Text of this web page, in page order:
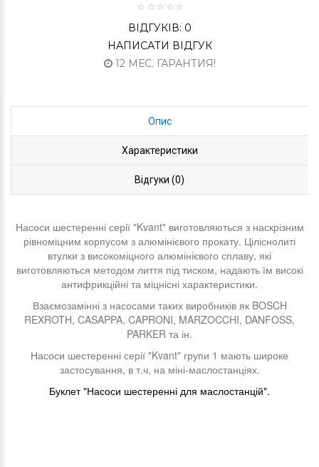
ВІДГУКІВ: 0
НАПИСАТИ ВІДГУК
12 МЕС. ГАРАНТИЯ!
Опис
Характеристики
Відгуки (0)
Насоси шестеренні серії "Kvant" виготовляються з наскрізним
рівноміцним корпусом з алюмінієвого прокату. Ціліснолиті
втулки з високоміцного алюмінієвого сплаву, які
виготовляються методом лиття під тиском, надають їм високі
антифрикційні та міцнісні характеристики.
Взаємозамінні з насосами таких виробників як BOSCH
REXROTH, CASAPPA, CAPRONI, MARZOCCHI, DANFOSS,
PARKER та ін.
Насоси шестеренні серії "Kvant" групи 1 мають широке
застосування, в т.ч. на міні-маслостанціях.
Буклет "Насоси шестеренні для маслостанцій".